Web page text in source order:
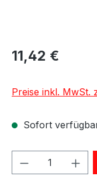
11,42 €
Preise inkl. MwSt.
Sofort
Produkt